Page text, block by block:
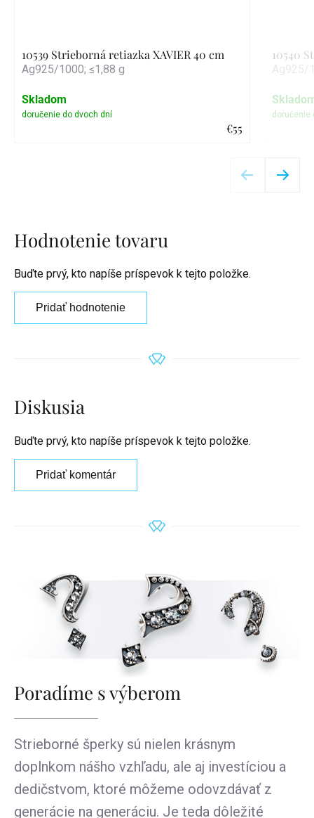
10539 Strieborná retiazka XAVIER 40 cm
Ag925/1000; ≤1,88 g
€55
Skladom
10540
Hodnotenie tovaru
Buďte prvý, kto napíše príspevok k tejto položke.
Pridať hodnotenie
Diskusia
Buďte prvý, kto napíše príspevok k tejto položke.
Pridať komentár
Poradíme s výberom
Strieborné šperky sú nielen krásnym
doplnkom nášho vzhľadu, ale aj investíciou a
dedičstvom, ktoré môžeme odovzdávať z
generácie na generáciu. Je teda dôležité